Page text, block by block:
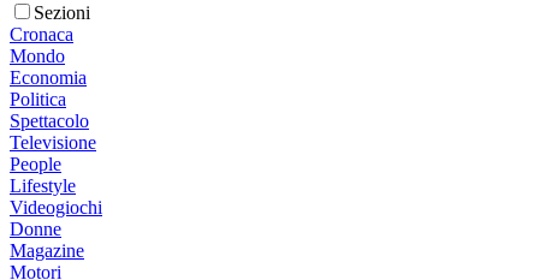
Sezioni
Cronaca
Mondo
Economia
Politica
Spettacolo
Televisione
People
Lifestyle
Videogiochi
Donne
Magazine
Motori